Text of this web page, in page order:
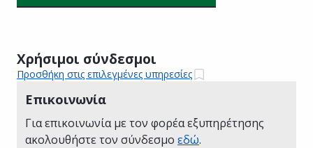
Χρήσιμοι σύνδεσμοι
Προσθήκη στις επιλεγμένες υπηρεσίες
Επικοινωνία
Για επικοινωνία με τον φορέα εξυπηρέτησης
ακολουθήστε τον σύνδεσμο εδώ.